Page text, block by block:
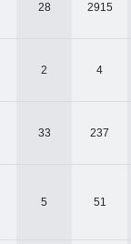
28 2915
2 4
33 237
5 51